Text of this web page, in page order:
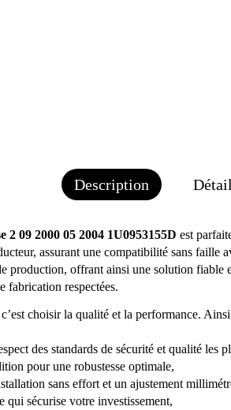
Description
09 2000 05 2004 1U0953155D est
assurant une compatibilité sans
production, offrant ainsi une solution
fabrication respectées.
choisir la qualité et la performance.
des standards de sécurité et qualité les
pour une robustesse optimale,
sans effort et un ajustement
sécurise votre investissement,